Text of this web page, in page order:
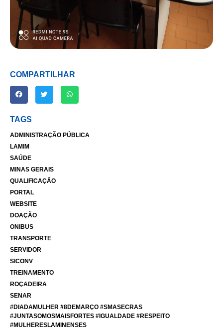
COMPARTILHAR
TAGS
ADMINISTRAÇÃO PÚBLICA
LAMIM
SAÚDE
MINAS GERAIS
QUALIFICAÇÃO
PORTAL
WEBSITE
DOAÇÃO
ONIBUS
TRANSPORTE
SERVIDOR
SICONV
TREINAMENTO
ROÇADEIRA
SENAR
#DIADAMULHER #8DEMARÇO #SMASECRAS
#JUNTASOMOSMAISFORTES #IGUALDADE #RESPEITO
#MULHERESLAMINENSES